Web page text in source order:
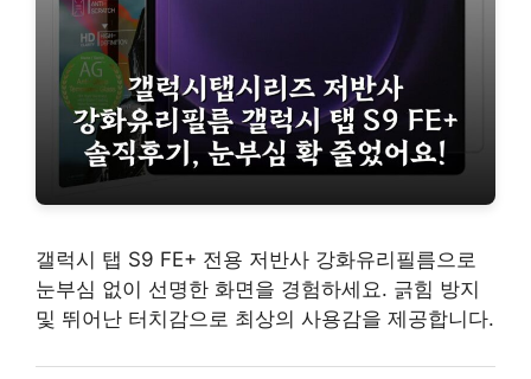
갤럭시 탭 S9 FE+ 전용 저반사 강화유리필름으로
눈부심 없이 선명한 화면을 경험하세요. 긁힘 방지
및 뛰어난 터치감으로 최상의 사용감을 제공합니다.